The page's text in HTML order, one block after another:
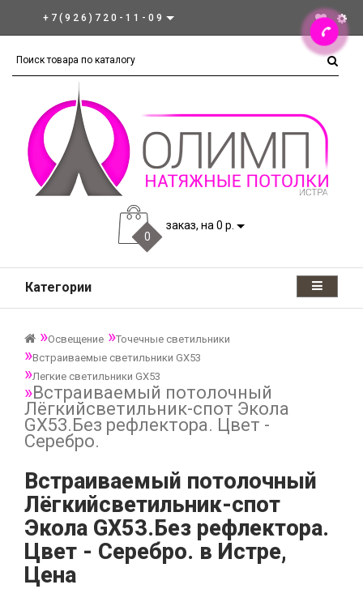
+7(926)720-11-09
0
заказ, на 0 р.
Категории
Освещение
Точечные светильники
Встраиваемые светильники GX53
Легкие светильники GX53
Встраиваемый потолочный
Лёгкийсветильник-спот Экола
GX53.Без рефлектора. Цвет -
Серебро.
Встраиваемый потолочный
Лёгкийсветильник-спот
Экола GX53.Без рефлектора.
Цвет - Серебро. в Истре,
Цена